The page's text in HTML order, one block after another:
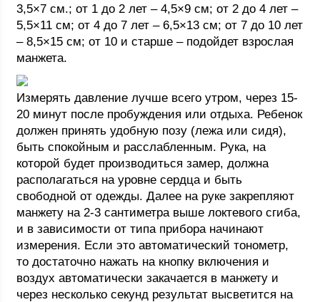
3,5×7 см.; от 1 до 2 лет – 4,5×9 см; от 2 до 4 лет –
5,5×11 см; от 4 до 7 лет – 6,5×13 см; от 7 до 10 лет
– 8,5×15 см; от 10 и старше – подойдет взрослая
манжета.
Измерять давление лучше всего утром, через 15-
20 минут после пробуждения или отдыха. Ребенок
должен принять удобную позу (лежа или сидя),
быть спокойным и расслабленным. Рука, на
которой будет производиться замер, должна
располагаться на уровне сердца и быть
свободной от одежды. Далее на руке закрепляют
манжету на 2-3 сантиметра выше локтевого сгиба,
и в зависимости от типа прибора начинают
измерения. Если это автоматический тонометр,
то достаточно нажать на кнопку включения и
воздух автоматически закачается в манжету и
через несколько секунд результат высветится на